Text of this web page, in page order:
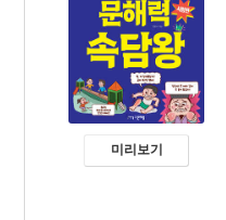
미리보기